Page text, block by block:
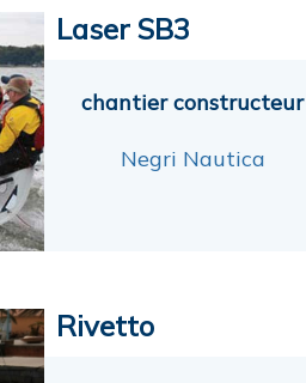
Laser SB3
chantier constructeur
Negri Nautica
Rivetto